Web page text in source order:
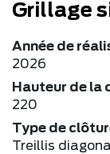
Grillage
Année de
2026
Hauteur de la
220
Type de
Treillis